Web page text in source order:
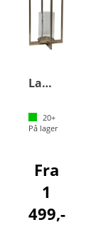
Lama Peneda lyslykt
20+
På lager
Fra
1
499,-